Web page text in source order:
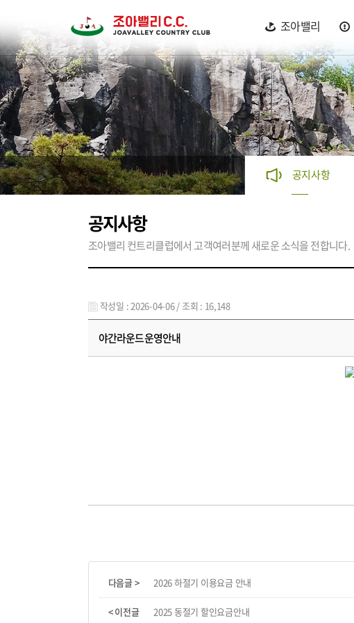
조아밸리
공지사항
공지사항
조아밸리 컨트리클럽에서 고객여러분께 새로운 소식을 전합니다.
작성일 : 2026-04-06 / 조회 : 16,148
야간라운드운영안내
다음글 > 2026 하절기 이용요금 안내
< 이전글 2025 동절기 할인요금안내